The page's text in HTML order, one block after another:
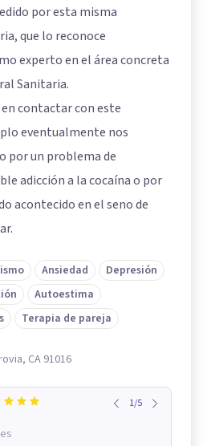
por esta misma
que lo reconoce
experto en el área concreta
Sanitaria.
contactar con este
eventualmente nos
por un problema de
adicción a la cocaína o por
acontecido en el seno de
Ansiedad
Depresión
Autoestima
Terapia de pareja
CA 91016
1/5